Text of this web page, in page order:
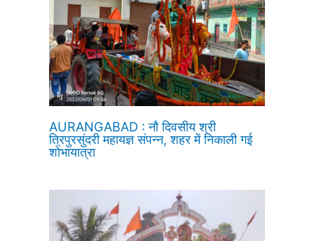
AURANGABAD : नौ दिवसीय श्री
त्रिपुरसुंदरी महायज्ञ संपन्न, शहर में निकाली गई
शोभायात्रा